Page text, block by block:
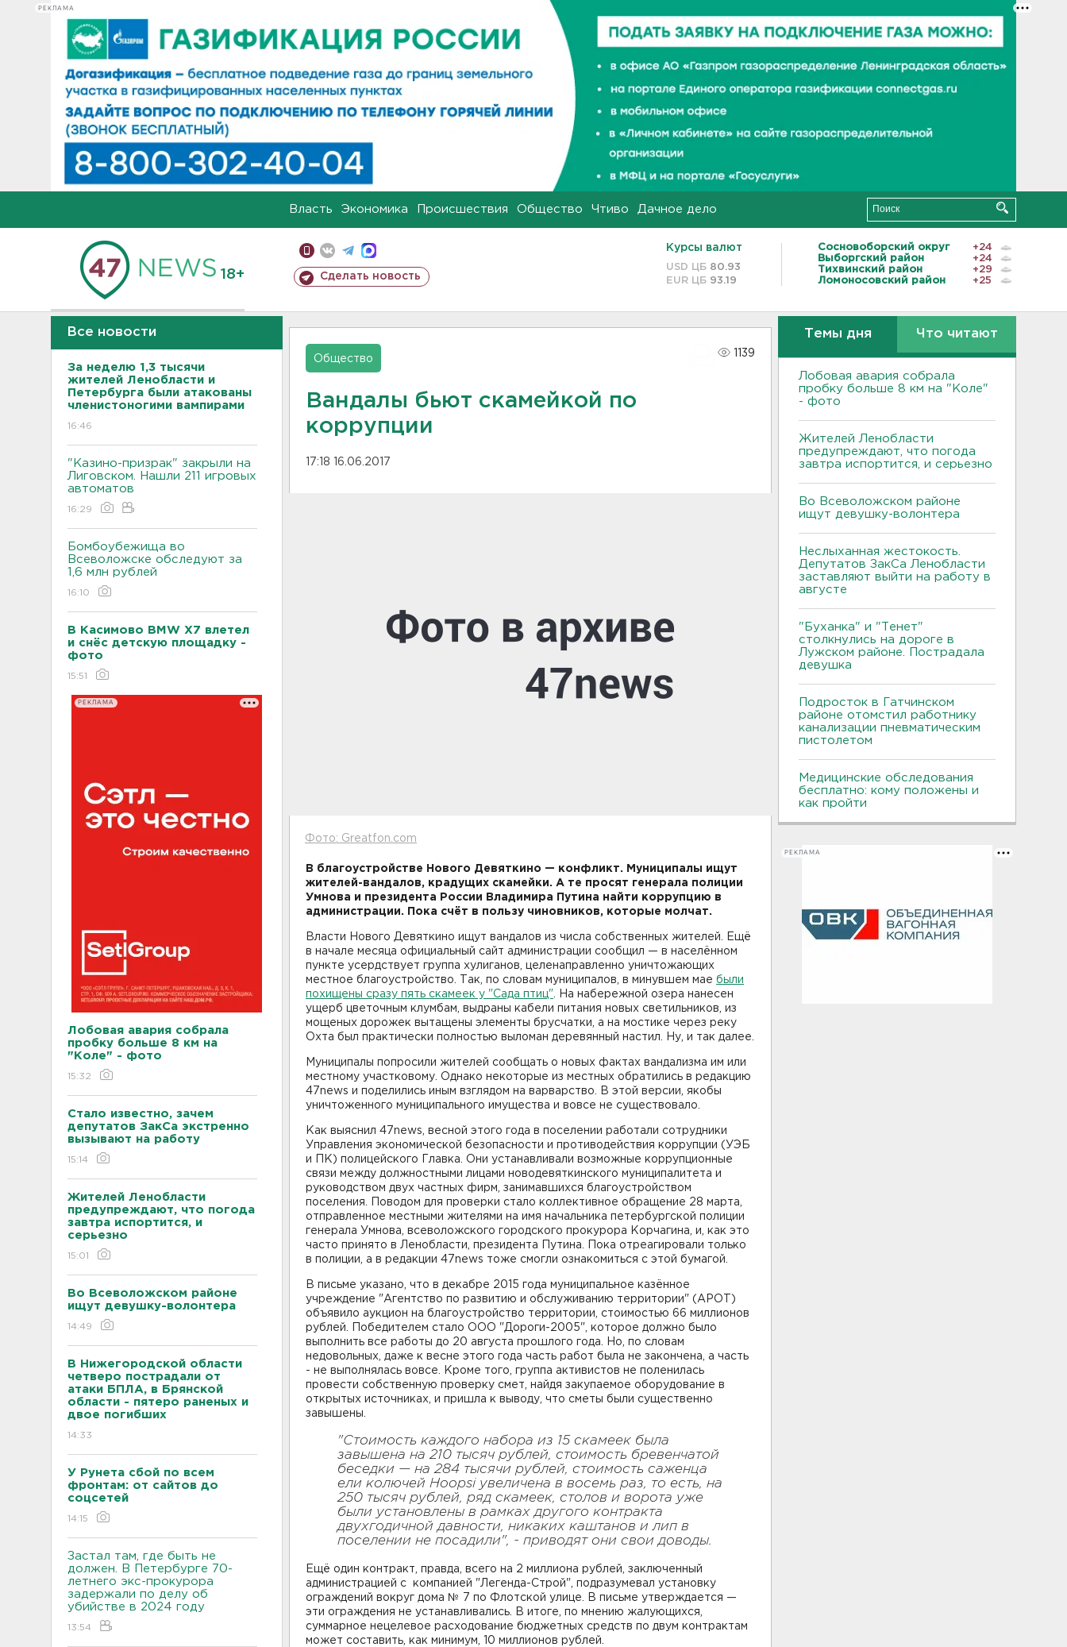
РЕКЛАМА
Власть Экономика Происшествия Общество Чтиво Дачное дело
18+ Сделать новость
Курсы валют
USD ЦБ 80.93
EUR ЦБ 93.19
Сосновоборский округ
+24
Выборгский район
+24
Тихвинский район
+29
Ломоносовский район
+25
Все новости
За неделю 1,3 тысячи
жителей Ленобласти и
Петербурга были атакованы
членистоногими вампирами
16:46
"Казино-призрак" закрыли на
Лиговском. Нашли 211 игровых
автоматов
16:29
Бомбоубежища во
Всеволожске обследуют за
1,6 млн рублей
16:10
В Касимово BMW X7 влетел
и снёс детскую площадку -
фото
15:51
РЕКЛАМА
Лобовая авария собрала
пробку больше 8 км на
"Коле" - фото
15:32
Стало известно, зачем
депутатов ЗакСа экстренно
вызывают на работу
15:14
Жителей Ленобласти
предупреждают, что погода
завтра испортится, и
серьезно
15:01
Во Всеволожском районе
ищут девушку-волонтера
14:49
В Нижегородской области
четверо пострадали от
атаки БПЛА, в Брянской
области - пятеро раненых и
двое погибших
14:33
У Рунета сбой по всем
фронтам: от сайтов до
соцсетей
14:15
Застал там, где быть не
должен. В Петербурге 70-
летнего экс-прокурора
задержали по делу об
убийстве в 2024 году
13:54
Общество
1139
Вандалы бьют скамейкой по
коррупции
17:18 16.06.2017
Фото: Greatfon.com
В благоустройстве Нового Девяткино — конфликт. Муниципалы ищут
жителей-вандалов, крадущих скамейки. А те просят генерала полиции
Умнова и президента России Владимира Путина найти коррупцию в
администрации. Пока счёт в пользу чиновников, которые молчат.
Власти Нового Девяткино ищут вандалов из числа собственных жителей. Ещё
в начале месяца официальный сайт администрации сообщил — в населённом
пункте усердствует группа хулиганов, целенаправленно уничтожающих
местное благоустройство. Так, по словам муниципалов, в минувшем мае были
похищены сразу пять скамеек у "Сада птиц" . На набережной озера нанесен
ущерб цветочным клумбам, выдраны кабели питания новых светильников, из
мощеных дорожек вытащены элементы брусчатки, а на мостике через реку
Охта был практически полностью выломан деревянный настил. Ну, и так далее.
Муниципалы попросили жителей сообщать о новых фактах вандализма им или
местному участковому. Однако некоторые из местных обратились в редакцию
47news и поделились иным взглядом на варварство. В этой версии, якобы
уничтоженного муниципального имущества и вовсе не существовало.
Как выяснил 47news, весной этого года в поселении работали сотрудники
Управления экономической безопасности и противодействия коррупции (УЭБ
и ПК) полицейского Главка. Они устанавливали возможные коррупционные
связи между должностными лицами новодевяткинского муниципалитета и
руководством двух частных фирм, занимавшихся благоустройством
поселения. Поводом для проверки стало коллективное обращение 28 марта,
отправленное местными жителями на имя начальника петербургской полиции
генерала Умнова, всеволожского городского прокурора Корчагина, и, как это
часто принято в Ленобласти, президента Путина. Пока отреагировали только
в полиции, а в редакции 47news тоже смогли ознакомиться с этой бумагой.
В письме указано, что в декабре 2015 года муниципальное казённое
учреждение "Агентство по развитию и обслуживанию территории" (АРОТ)
объявило аукцион на благоустройство территории, стоимостью 66 миллионов
рублей. Победителем стало ООО "Дороги-2005", которое должно было
выполнить все работы до 20 августа прошлого года. Но, по словам
недовольных, даже к весне этого года часть работ была не закончена, а часть
- не выполнялась вовсе. Кроме того, группа активистов не поленилась
провести собственную проверку смет, найдя закупаемое оборудование в
открытых источниках, и пришла к выводу, что сметы были существенно
завышены.
"Стоимость каждого набора из 15 скамеек была
завышена на 210 тысяч рублей, стоимость бревенчатой
беседки — на 284 тысячи рублей, стоимость саженца
ели колючей Hoopsi увеличена в восемь раз, то есть, на
250 тысяч рублей, ряд скамеек, столов и ворота уже
были установлены в рамках другого контракта
двухгодичной давности, никаких каштанов и лип в
поселении не посадили", - приводят они свои доводы.
Ещё один контракт, правда, всего на 2 миллиона рублей, заключенный
администрацией с компанией "Легенда-Строй", подразумевал установку
ограждений вокруг дома № 7 по Флотской улице. В письме утверждается —
эти ограждения не устанавливались. В итоге, по мнению жалующихся,
суммарное нецелевое расходование бюджетных средств по двум контрактам
может составить, как минимум, 10 миллионов рублей.
Темы дня Что читают
Лобовая авария собрала
пробку больше 8 км на "Коле"
- фото
Жителей Ленобласти
предупреждают, что погода
завтра испортится, и серьезно
Во Всеволожском районе
ищут девушку-волонтера
Неслыханная жестокость.
Депутатов ЗакСа Ленобласти
заставляют выйти на работу в
августе
"Буханка" и "Тенет"
столкнулись на дороге в
Лужском районе. Пострадала
девушка
Подросток в Гатчинском
районе отомстил работнику
канализации пневматическим
пистолетом
Медицинские обследования
бесплатно: кому положены и
как пройти
РЕКЛАМА